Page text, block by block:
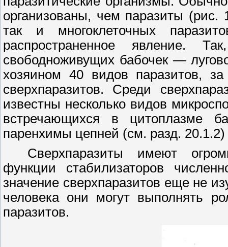
организованы, чем паразиты (рис.
так и многоклеточных
распространенное явление.
свободноживущих бабочек—
хозяином 40видов паразитов,
сверхпаразитов. Среди
известны несколько видов
встречающихся в цитоплазме
паренхимы цепней (см. разд. 20.1.2)
Сверхпаразиты имеют
функции стабилизаторов
значение сверхпаразитов еще не
человека они могут выполнять
паразитов.